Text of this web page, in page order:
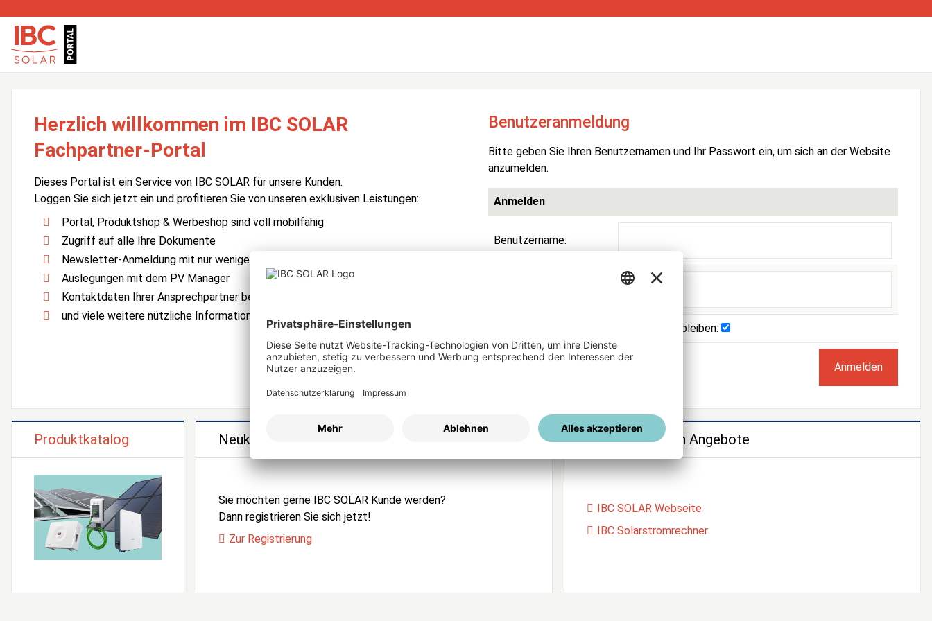
Herzlich willkommen im IBC SOLAR
Fachpartner-Portal
Dieses Portal ist ein Service von IBC SOLAR für unsere Kunden.
Loggen Sie sich jetzt ein und profitieren Sie von unseren exklusiven Leistungen:
Portal, Produktshop & Werbeshop sind voll mobilfähig
Zugriff auf alle Ihre Dokumente
Newsletter-Anmeldung mit nur wenigen Klicks
Auslegungen mit dem PV Manager
Kontaktdaten Ihrer Ansprechpartner bei IBC SOLAR
und viele weitere nützliche Informationen und Services
Benutzeranmeldung
Bitte geben Sie Ihren Benutzernamen und Ihr Passwort ein, um sich an der Website
anzumelden.
Anmelden
Benutzername:
Angemeldet bleiben:
Passwort vergessen?
Produktkatalog Neukunden Registrierung
Sie möchten gerne IBC SOLAR Kunde werden?
Dann registrieren Sie sich jetzt!
Zur Registrierung
Unsere weiteren Angebote
IBC SOLAR Webseite
IBC Solarstromrechner